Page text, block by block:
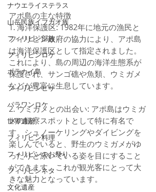
ナウエライステラス
山岳民族イフガオ族
フィリピン部族
フィリピンロケ
ボラカイ島
フィリピンビザ
パラワンロケ
世界遺産
フィリピン料理
フィリピンのお祭り
フィリピンネタ
文化遺産
アポ島の主な特徴
1. 海洋保護区: 1982年に地元の漁民と
フィリピン政府の協力により、アポ島
は海洋保護区として指定されました。
これにより、島の周辺の海洋生態系が
保護され、サンゴ礁や魚類、ウミガメ
などが豊富に生息しています。
2. ウミガメとの出会い: アポ島はウミガ
メの観察スポットとして特に有名で
す。シュノーケリングやダイビングを
楽しんでいると、野生のウミガメがゆ
ったりと泳いでいる姿を目にすること
ができます。これが観光客にとって大
きな魅力となっています。